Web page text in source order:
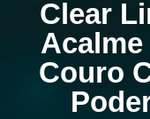
Clear
Acalme
Couro